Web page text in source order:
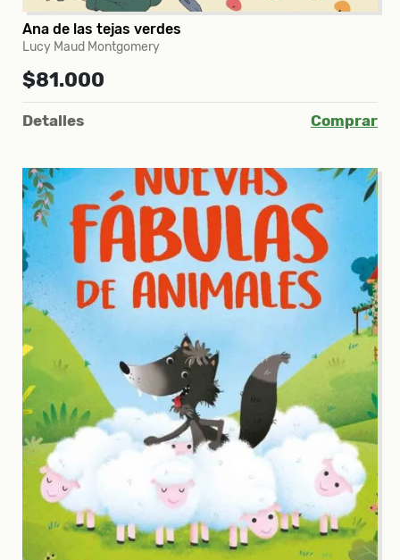
Ana de las tejas verdes
Lucy Maud Montgomery
$81.000
Detalles Comprar